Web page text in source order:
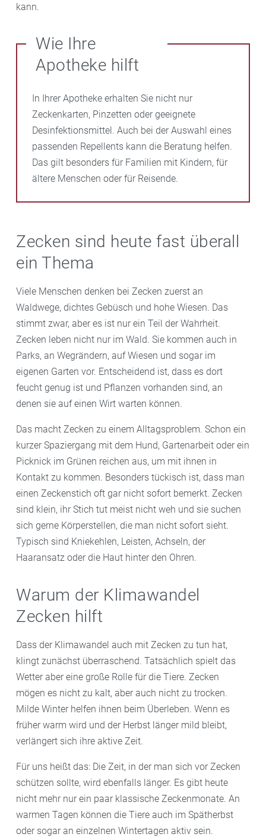
kann.
Wie Ihre
Apotheke hilft
In Ihrer Apotheke erhalten Sie nicht nur
Zeckenkarten, Pinzetten oder geeignete
Desinfektionsmittel. Auch bei der Auswahl eines
passenden Repellents kann die Beratung helfen.
Das gilt besonders für Familien mit Kindern, für
ältere Menschen oder für Reisende.
Zecken sind heute fast überall
ein Thema
Viele Menschen denken bei Zecken zuerst an
Waldwege, dichtes Gebüsch und hohe Wiesen. Das
stimmt zwar, aber es ist nur ein Teil der Wahrheit.
Zecken leben nicht nur im Wald. Sie kommen auch in
Parks, an Wegrändern, auf Wiesen und sogar im
eigenen Garten vor. Entscheidend ist, dass es dort
feucht genug ist und Pflanzen vorhanden sind, an
denen sie auf einen Wirt warten können.
Das macht Zecken zu einem Alltagsproblem. Schon ein
kurzer Spaziergang mit dem Hund, Gartenarbeit oder ein
Picknick im Grünen reichen aus, um mit ihnen in
Kontakt zu kommen. Besonders tückisch ist, dass man
einen Zeckenstich oft gar nicht sofort bemerkt. Zecken
sind klein, ihr Stich tut meist nicht weh und sie suchen
sich gerne Körperstellen, die man nicht sofort sieht.
Typisch sind Kniekehlen, Leisten, Achseln, der
Haaransatz oder die Haut hinter den Ohren.
Warum der Klimawandel
Zecken hilft
Dass der Klimawandel auch mit Zecken zu tun hat,
klingt zunächst überraschend. Tatsächlich spielt das
Wetter aber eine große Rolle für die Tiere. Zecken
mögen es nicht zu kalt, aber auch nicht zu trocken.
Milde Winter helfen ihnen beim Überleben. Wenn es
früher warm wird und der Herbst länger mild bleibt,
verlängert sich ihre aktive Zeit.
Für uns heißt das: Die Zeit, in der man sich vor Zecken
schützen sollte, wird ebenfalls länger. Es gibt heute
nicht mehr nur ein paar klassische Zeckenmonate. An
warmen Tagen können die Tiere auch im Spätherbst
oder sogar an einzelnen Wintertagen aktiv sein.